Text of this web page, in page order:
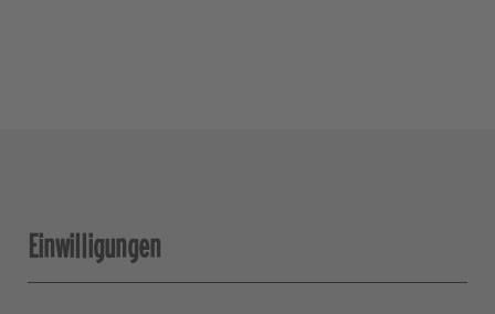
Einwilligungen